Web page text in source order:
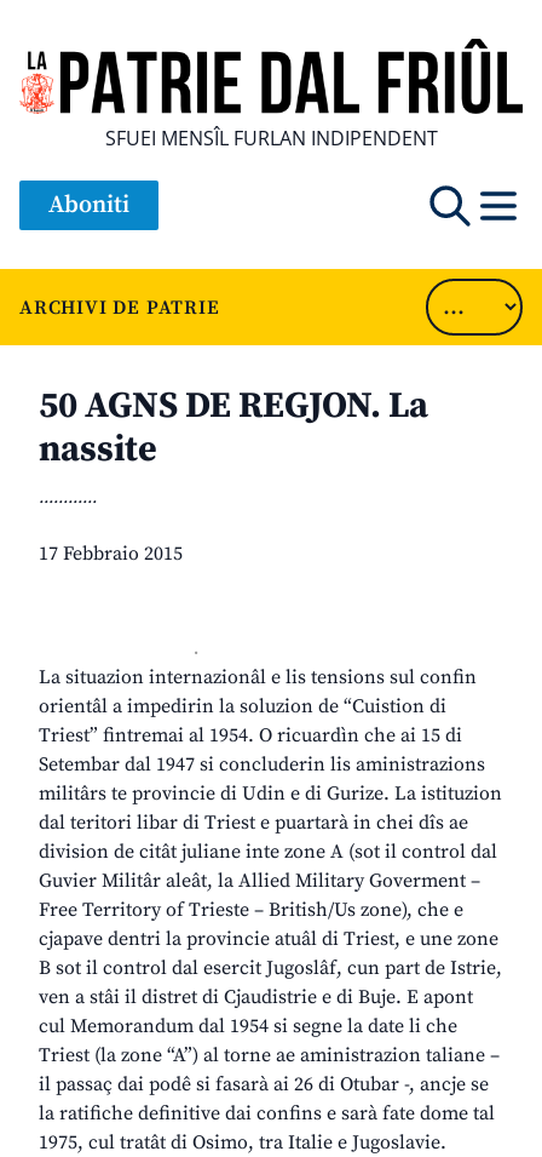
SFUEI MENSÎL FURLAN INDIPENDENT
Aboniti
ARCHIVI DE PATRIE
50 AGNS DE REGJON. La
nassite
............
17 Febbraio 2015
.
La situazion internazionâl e lis tensions sul confin
orientâl a impedirin la soluzion de “Cuistion di
Triest” fintremai al 1954. O ricuardìn che ai 15 di
Setembar dal 1947 si concluderin lis aministrazions
militârs te provincie di Udin e di Gurize. La istituzion
dal teritori libar di Triest e puartarà in chei dîs ae
division de citât juliane inte zone A (sot il control dal
Guvier Militâr aleât, la Allied Military Goverment –
Free Territory of Trieste – British/Us zone), che e
cjapave dentri la provincie atuâl di Triest, e une zone
B sot il control dal esercit Jugoslâf, cun part de Istrie,
ven a stâi il distret di Cjaudistrie e di Buje. E apont
cul Memorandum dal 1954 si segne la date li che
Triest (la zone “A”) al torne ae aministrazion taliane –
il passaç dai podê si fasarà ai 26 di Otubar -, ancje se
la ratifiche definitive dai confins e sarà fate dome tal
1975, cul tratât di Osimo, tra Italie e Jugoslavie.